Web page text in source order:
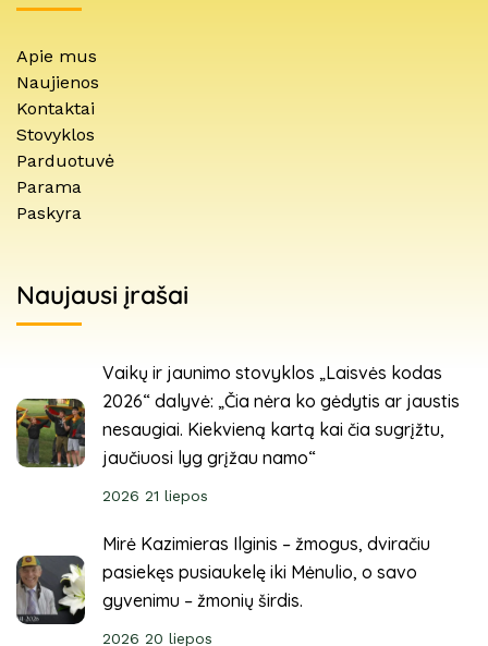
Apie mus
Naujienos
Kontaktai
Stovyklos
Parduotuvė
Parama
Paskyra
Naujausi įrašai
Vaikų ir jaunimo stovyklos „Laisvės kodas
2026“ dalyvė: „Čia nėra ko gėdytis ar jaustis
nesaugiai. Kiekvieną kartą kai čia sugrįžtu,
jaučiuosi lyg grįžau namo“
2026 21 liepos
Mirė Kazimieras Ilginis – žmogus, dviračiu
pasiekęs pusiaukelę iki Mėnulio, o savo
gyvenimu – žmonių širdis.
2026 20 liepos